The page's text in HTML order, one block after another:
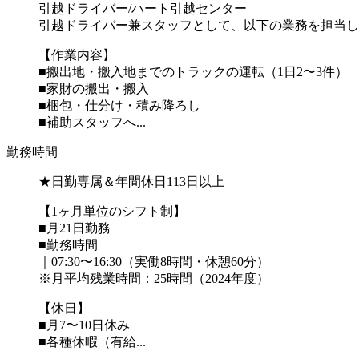
引越ドライバー/ハート引越センター
引越ドライバー兼スタッフとして、以下の業務を担当
【作業内容】
■搬出地・搬入地までのトラックの運転（1日2〜3件）
■家財の搬出・搬入
■梱包・仕分け・積み降ろし
■補助スタッフへ...
勤務時間
★日勤専属＆年間休日113日以上
【1ヶ月単位のシフト制】
■月21日勤務
■勤務時間
｜07:30〜16:30（実働8時間・休憩60分）
※月平均残業時間：25時間（2024年度）
【休日】
■月7〜10日休み
■各種休暇（有給...